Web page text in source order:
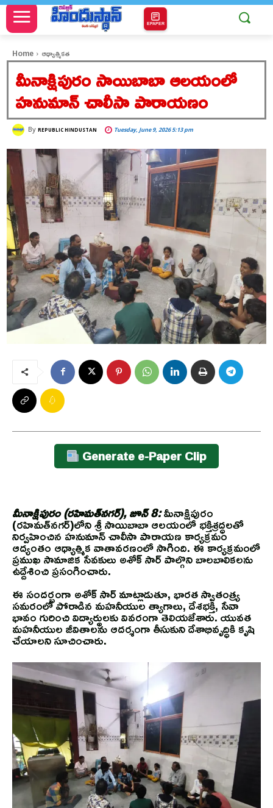
EPAPER
Home ఆధ్యాత్మికత
మీనాక్షిపురం సాయిబాబా ఆలయంలో
హనుమాన్ చాలీసా పారాయణం
By REPUBLIC HINDUSTAN Tuesday, June 9, 2026 5:13 pm
Generate e-Paper Clip
మీనాక్షిపురం (రహిమత్‌నగర్), జూన్ 8:మీనాక్షిపురం
(రహిమత్‌నగర్)లోని శ్రీ సాయిబాబా ఆలయంలో భక్తిశ్రద్ధలతో
నిర్వహించిన హనుమాన్ చాలీసా పారాయణ కార్యక్రమం
ఆద్యంతం ఆధ్యాత్మిక వాతావరణంలో సాగింది. ఈ కార్యక్రమంలో
ప్రముఖ సామాజిక సేవకులు అశోక్ సార్ పాల్గొని బాలబాలికలను
ఉద్దేశించి ప్రసంగించారు.
ఈ సందర్భంగా అశోక్ సార్ మాట్లాడుతూ, భారత స్వాతంత్ర్య
సమరంలో పోరాడిన మహనీయుల త్యాగాలు, దేశభక్తి, సేవా
భావం గురించి విద్యార్థులకు వివరంగా తెలియజేశారు. యువత
మహనీయుల జీవితాలను ఆదర్శంగా తీసుకుని దేశాభివృద్ధికి కృషి
చేయాలని సూచించారు.